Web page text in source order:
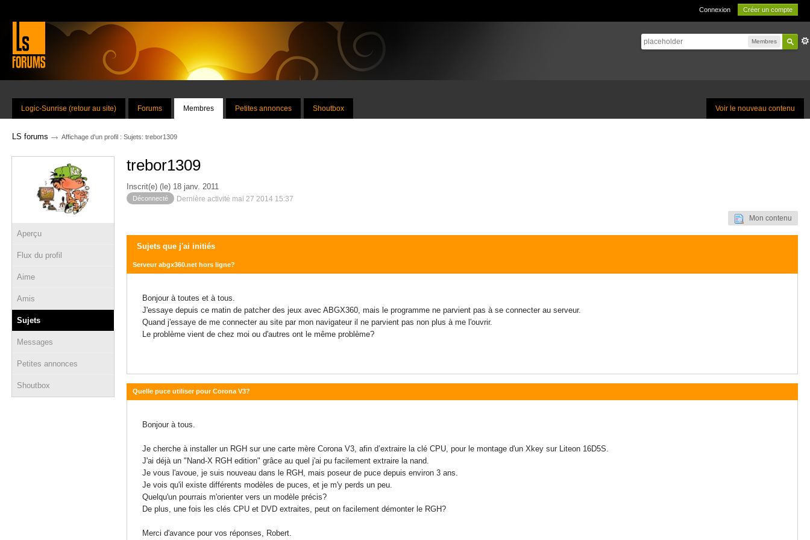
Connexion Créer un compte
Membres
Voir le nouveau contenu
Logic-Sunrise (retour au site) Forums Membres Petites annonces Shoutbox
LS forums → Affichage d'un profil : Sujets: trebor1309
Aperçu
Flux du profil
Aime
Amis
Sujets
Messages
Petites annonces
Shoutbox
trebor1309
Inscrit(e) (le) 18 janv. 2011
Déconnecté Dernière activité mai 27 2014 15:37
Mon contenu
Sujets que j'ai initiés
Serveur abgx360.net hors ligne?
Bonjour à toutes et à tous.
J'essaye depuis ce matin de patcher des jeux avec ABGX360, mais le programme ne parvient pas à se connecter au serveur.
Quand j'essaye de me connecter au site par mon navigateur il ne parvient pas non plus à me l'ouvrir.
Le problème vient de chez moi ou d'autres ont le même problème?
Quelle puce utiliser pour Corona V3?
Bonjour à tous.
Je cherche à installer un RGH sur une carte mère Corona V3, afin d’extraire la clé CPU, pour le montage d'un Xkey sur Liteon 16D5S.
J'ai déjà un "Nand-X RGH edition" grâce au quel j'ai pu facilement extraire la nand.
Je vous l'avoue, je suis nouveau dans le RGH, mais poseur de puce depuis environ 3 ans.
Je vois qu'il existe différents modèles de puces, et je m'y perds un peu.
Quelqu'un pourrais m'orienter vers un modèle précis?
De plus, une fois les clés CPU et DVD extraites, peut on facilement démonter le RGH?
Merci d'avance pour vos réponses, Robert.